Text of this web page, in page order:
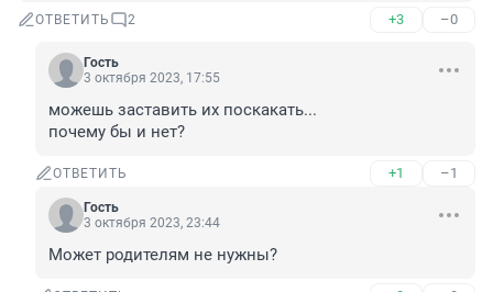
ОТВЕТИТЬ 2 +3 –0
Гость
3 октября 2023, 17:55
можешь заставить их поскакать...
почему бы и нет?
ОТВЕТИТЬ +1 –1
Гость
3 октября 2023, 23:44
Может родителям не нужны?